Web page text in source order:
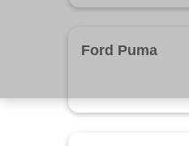
Ford Puma